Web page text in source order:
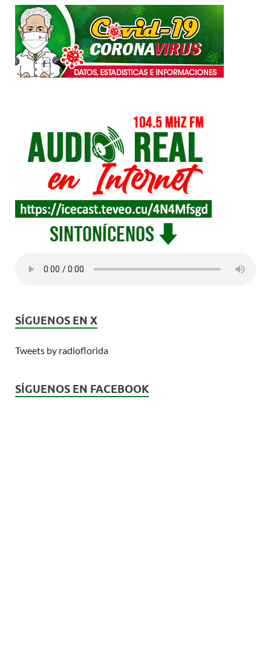
SÍGUENOS EN X
Tweets by radioflorida
SÍGUENOS EN FACEBOOK